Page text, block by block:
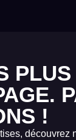
!
découvrez